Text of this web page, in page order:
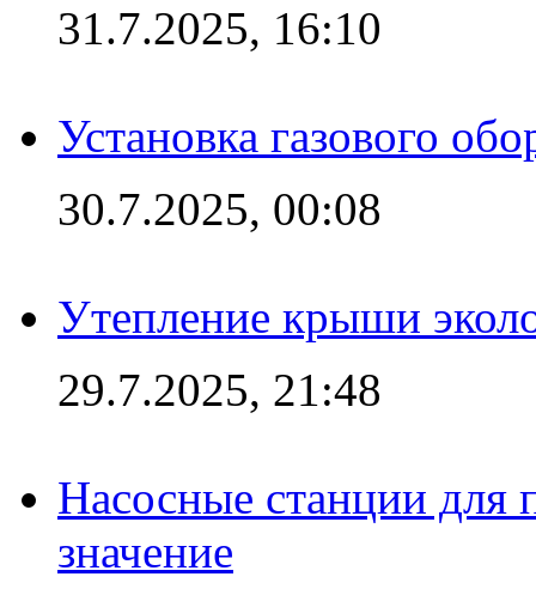
31.7.2025, 16:10
Установка газового
30.7.2025, 00:08
Утепление крыши
29.7.2025, 21:48
Насосные станции для
значение